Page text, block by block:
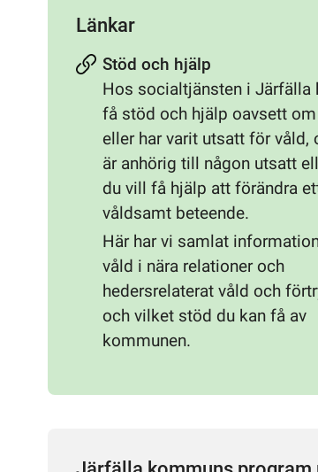
Länkar
Stöd och hjälp
Hos socialtjänsten i Järfälla
få stöd och hjälp oavsett
eller har varit utsatt för våld,
är anhörig till någon utsatt
du vill få hjälp att förändra
våldsamt beteende.
Här har vi samlat
våld i nära relationer och
hedersrelaterat våld och
och vilket stöd du kan få av
kommunen.